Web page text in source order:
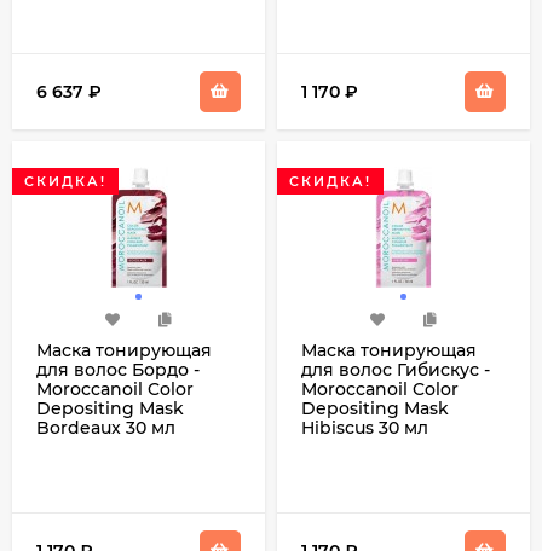
6 637 ₽ 1 170 ₽
СКИДКА!
Маска тонирующая
для волос Бордо -
Moroccanoil Color
Depositing Mask
Bordeaux 30 мл
СКИДКА!
Маска тонирующая
для волос Гибискус -
Moroccanoil Color
Depositing Mask
Hibiscus 30 мл